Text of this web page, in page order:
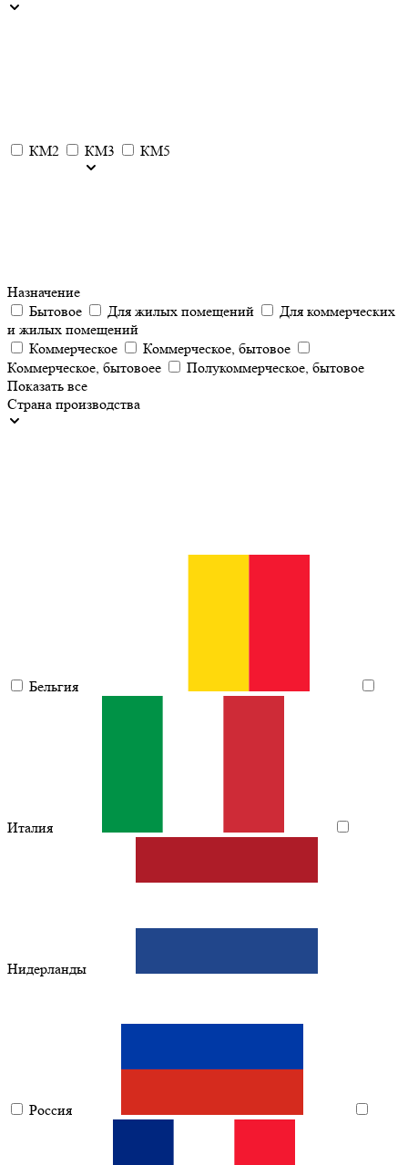
КМ2 КМ3 КМ5
Назначение
Бытовое
Для жилых помещений
Для коммерческих
и жилых помещений
Коммерческое
Коммерческое, бытовое
Коммерческое, бытовоее
Полукоммерческое, бытовое
Показать все
Страна производства
Бельгия
Италия
Нидерланды
Россия